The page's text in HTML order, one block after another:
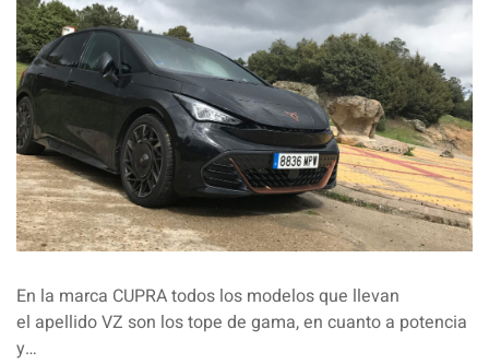
En la marca CUPRA todos los modelos que llevan
el apellido VZ son los tope de gama, en cuanto a potencia
y…